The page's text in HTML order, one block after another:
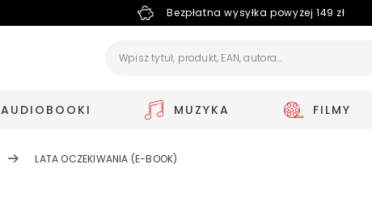
Bezpłatna wysyłka powyżej 149 zł
AUDIOBOOKI MUZYKA FILMY
LATA OCZEKIWANIA (E-BOOK)